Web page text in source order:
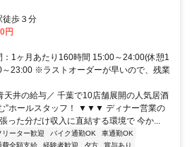
徒歩３分
円
1ヶ月あたり160時間 15:00～24:00(休憩1
23:00 ※ラストオーダーが早いので、残業
天井の給与／ 千葉で10店舗展開の人気居酒
”ホールスタッフ！ ▼▼▼ ディナー営業の
った分だけ収入に直結する環境で 今か...
リーター歓迎 バイク通勤OK
車通勤OK
費全額支給 経験者歓迎 夕方
賞与あり